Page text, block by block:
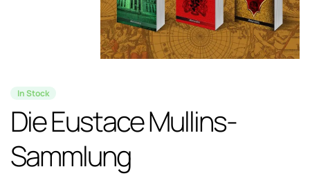
In Stock
Die Eustace Mullins-
Sammlung